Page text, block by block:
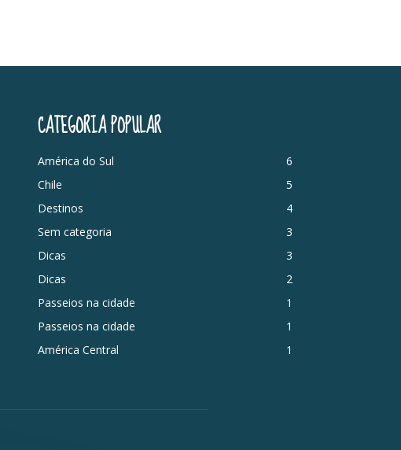
CATEGORIA POPULAR
América do Sul
6
Chile
5
Destinos
4
Sem categoria
3
Dicas
3
Dicas
2
Passeios na cidade
1
Passeios na cidade
1
América Central
1